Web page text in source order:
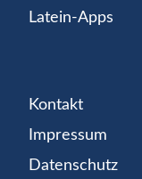
Latein-Apps
Kontakt
Impressum
Datenschutz